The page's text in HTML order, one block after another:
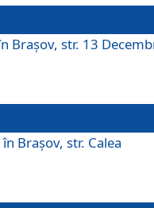
Brașov, str. 13
Brașov, str. Calea